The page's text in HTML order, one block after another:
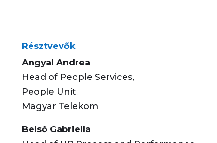
Résztvevők
Angyal Andrea
Head of People Services,
People Unit,
Magyar Telekom
Belső Gabriella